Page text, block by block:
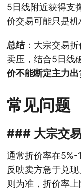
5日线附近获得支
价交易可能只是机
总结：大宗交易
卖压，结合5日线
价不能断定主力出
常见问题
### 大宗交
通常折价率在5%-
反映卖方急于兑
则为准，折价率上